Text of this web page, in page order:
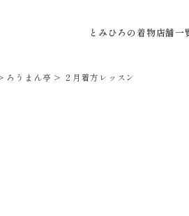
とみひろの着物店舗一
ろうまん亭 > ２月着方レッスン